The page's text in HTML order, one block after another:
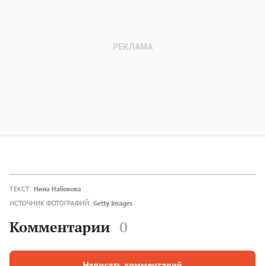
ТЕКСТ: Нина Набокова
ИСТОЧНИК ФОТОГРАФИЙ: Getty Images
Комментарии 0